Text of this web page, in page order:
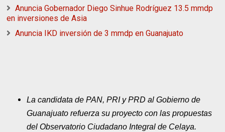
Anuncia Gobernador Diego Sinhue Rodríguez 13.5 mmdp
en inversiones de Asia
Anuncia IKD inversión de 3 mmdp en Guanajuato
La candidata de PAN, PRI y PRD al Gobierno de
Guanajuato refuerza su proyecto con las propuestas
del Observatorio Ciudadano Integral de Celaya.